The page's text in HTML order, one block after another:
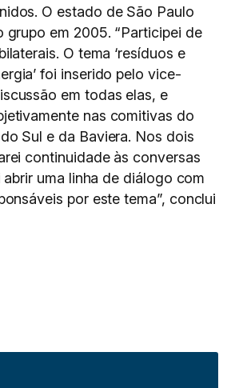
O estado de São Paulo
grupo em 2005. “Participei de
O tema ‘resíduos e
foi inserido pelo vice-
em todas elas, e
nas comitivas do
Sul e da Baviera. Nos dois
continuidade às conversas
uma linha de diálogo com
por este tema”, conclui